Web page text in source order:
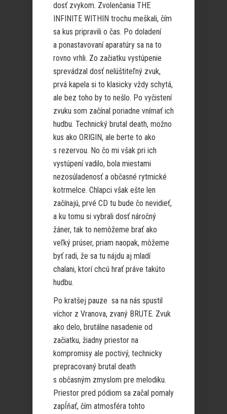
dosť zvykom. Zvolenčania THE
INFINITE WITHIN trochu meškali, čím
sa kus pripravili o čas. Po doladení
a ponastavovaní aparatúry sa na to
rovno vrhli. Zo začiatku vystúpenie
sprevádzal dosť nelúštiteľný zvuk,
prvá kapela si to klasicky vždy schytá,
ale bez toho by to nešlo. Po vyčistení
zvuku som začínal poriadne vnímať ich
hudbu. Technický brutal death, možno
kus ako ORIGIN, ale berte to ako
s rezervou. No čo mi však pri ich
vystúpení vadilo, bola miestami
nezosúladenosť a občasné rytmické
kotrmelce. Chlapci však ešte len
začínajú, prvé CD tu bude čo nevidieť,
a ku tomu si vybrali dosť náročný
žáner, tak to nemôžeme brať ako
veľký prúser, priam naopak, môžeme
byť radi, že sa tu nájdu aj mladí
chalani, ktorí chcú hrať práve takúto
hudbu.
Po kratšej pauze sa na nás spustil
víchor z Vranova, zvaný BRUTE. Zvuk
ako delo, brutálne nasadenie od
začiatku, žiadny priestor na
kompromisy ale poctivý, technicky
prepracovaný brutal death
s občasným zmyslom pre melodiku.
Priestor pred pódiom sa začal pomaly
zapĺňať, čím atmosféra tohto